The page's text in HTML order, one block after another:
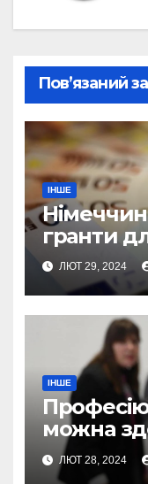
Пов’язаний
ІНШЕ
гранти
ЛЮТ 29, 2024
ІНШЕ
можна
ЛЮТ 28, 2024